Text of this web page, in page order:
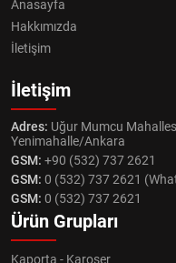
Anasayfa
Hakkımızda
İletişim
İletişim
Adres: Uğur Mumcu
Yenimahalle/Ankara
GSM: +90 (532) 737 2621
GSM: 0 (532) 737 2621
GSM: 0 (532) 737 2621
Ürün Grupları
Kaporta - Karoser